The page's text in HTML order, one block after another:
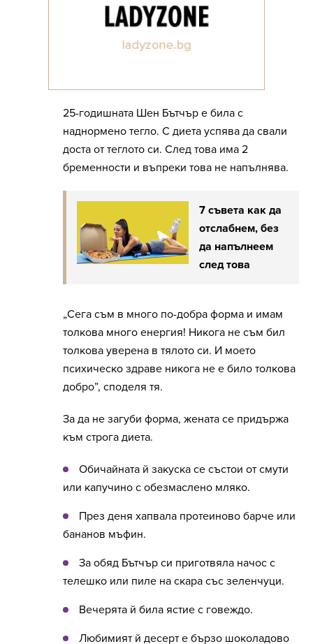
25-годишната Шен Бътчър е била с
наднормено тегло. С диета успява да свали
доста от теглото си. След това има 2
бременности и въпреки това не напълнява.
7 съвета как да
отслабнем, без
да напълнеем
след това
„Сега съм в много по-добра форма и имам
толкова много енергия! Никога не съм бил
толкова уверена в тялото си. И моето
психическо здраве никога не е било толкова
добро”, споделя тя.
За да не загуби форма, жената се придържа
към строга диета.
Обичайната й закуска се състои от смути
или капучино с обезмаслено мляко.
През деня хапвала протеиново барче или
бананов мъфин.
За обяд Бътчър си приготвяла начос с
телешко или пиле на скара със зеленчуци.
Вечерята й била ястие с говеждо.
Любимият й десерт е бързо шоколадово